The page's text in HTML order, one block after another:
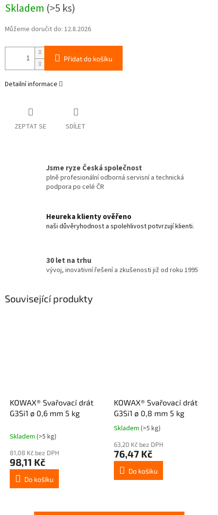
cena:
Skladem (>5 ks)
Můžeme doručit do: 12.8.2026
Přidat do košíku
Detailní informace
ZEPTAT SE SDÍLET
Jsme ryze Česká společnost
plně profesionální odborná servisní a technická
podpora po celé ČR
Heureka klienty ověřeno
naši důvěryhodnost a spolehlivost potvrzují klienti.
30 let na trhu
vývoj, inovativní řešení a zkušenosti již od roku 1995
Související produkty
KOWAX® Svařovací drát
G3Si1 ø 0,6 mm 5 kg
Skladem (>5 kg)
81,08 Kč bez DPH
98,11 Kč
Do košíku
KOWAX® Svařovací drát
G3Si1 ø 0,8 mm 5 kg
Průměrné
produktu
je
4,0
Skladem (>5 kg)
63,20 Kč bez DPH
76,47 Kč
Do košíku